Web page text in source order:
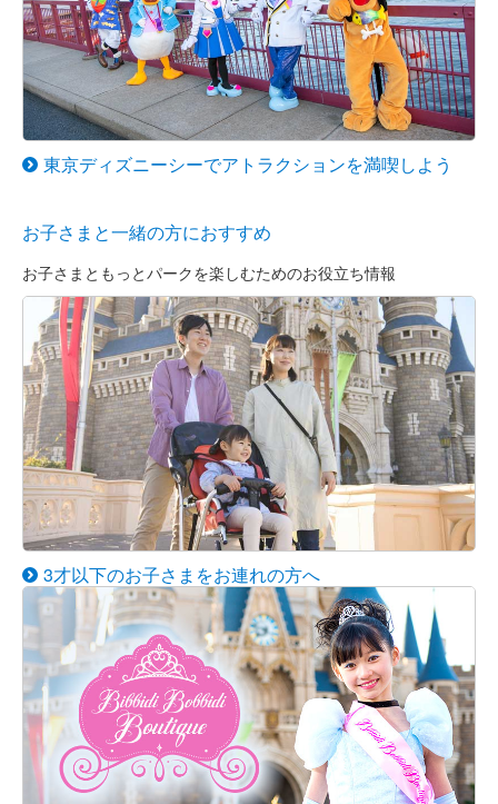
東京ディズニーシーでアトラクションを満喫しよう
お子さまと一緒の方におすすめ
お子さまともっとパークを楽しむためのお役立ち情報
3才以下のお子さまをお連れの方へ